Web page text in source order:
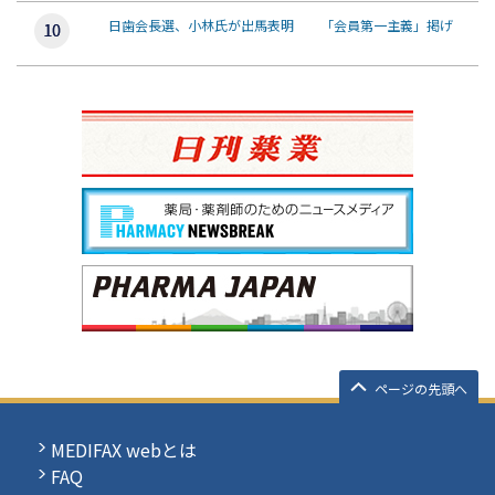
日歯会長選、小林氏が出馬表明 「会員第一主義」掲げ
ページの先頭へ
MEDIFAX webとは
FAQ